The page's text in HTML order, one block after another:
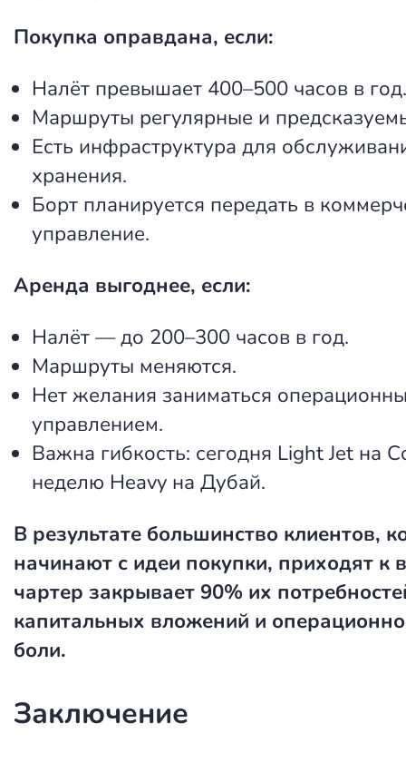
Покупка оправдана, если:
Налёт превышает 400–500 часов в год.
Маршруты регулярные и
Есть инфраструктура для
хранения.
Борт планируется передать в
управление.
Аренда выгоднее, если:
Налёт — до 200–300 часов в год.
Маршруты меняются.
Нет желания заниматься
управлением.
Важна гибкость: сегодня Light Jet на
неделю Heavy на Дубай.
В результате большинство клиентов,
начинают с идеи покупки, приходят к
чартер закрывает 90% их
капитальных вложений и
боли.
Заключение